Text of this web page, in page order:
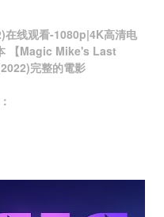
在线观看-1080p|4K高清电
【Magic Mike's Last
完整的電影